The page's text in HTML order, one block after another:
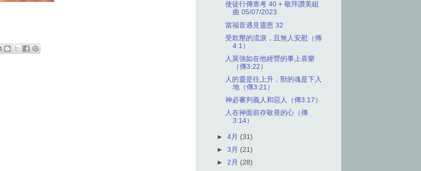
使徒行傳查考 40 + 敬拜讚美組
曲 05/07/2023
當福音遇見靈恩 32
受欺壓的流淚，且無人安慰（傳
4:1）
人莫強如在他經營的事上喜樂
（傳3:22）
人的靈是往上升，獸的魂是下入
地（傳3:21）
神必審判義人和惡人（傳3:17）
人在神面前存敬畏的心（傳
3:14）
►4月 (31)
►3月 (21)
►2月 (28)